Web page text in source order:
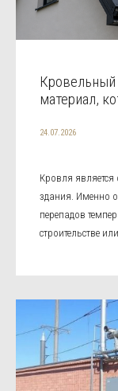
Кровельный
материал,
24.07.2026
Кровля
здания. Именно
перепадов
строительстве